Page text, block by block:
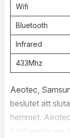
Wifi
Bluetooth
Infrared
433Mhz
Aeotec,
beslutet att
hemmet.
fortfarande ser